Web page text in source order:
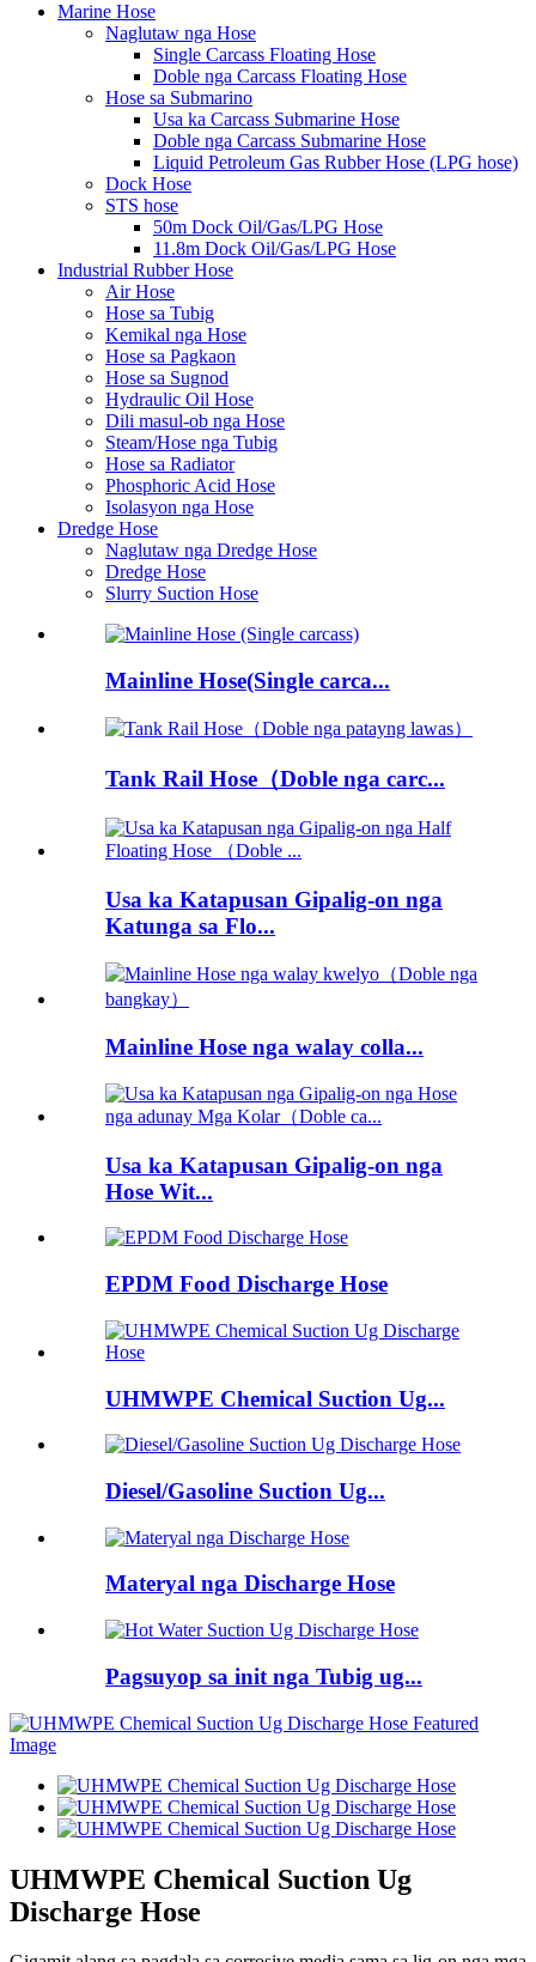
Marine Hose
Naglutaw nga Hose
Single Carcass Floating Hose
Doble nga Carcass Floating Hose
Hose sa Submarino
Usa ka Carcass Submarine Hose
Doble nga Carcass Submarine Hose
Liquid Petroleum Gas Rubber Hose (LPG hose)
Dock Hose
STS hose
50m Dock Oil/Gas/LPG Hose
11.8m Dock Oil/Gas/LPG Hose
Industrial Rubber Hose
Air Hose
Hose sa Tubig
Kemikal nga Hose
Hose sa Pagkaon
Hose sa Sugnod
Hydraulic Oil Hose
Dili masul-ob nga Hose
Steam/Hose nga Tubig
Hose sa Radiator
Phosphoric Acid Hose
Isolasyon nga Hose
Dredge Hose
Naglutaw nga Dredge Hose
Dredge Hose
Slurry Suction Hose
Mainline Hose(Single carca...
Tank Rail Hose（Doble nga carc...
Usa ka Katapusan Gipalig-on nga
Katunga sa Flo...
Mainline Hose nga walay colla...
Usa ka Katapusan Gipalig-on nga
Hose Wit...
EPDM Food Discharge Hose
UHMWPE Chemical Suction Ug...
Diesel/Gasoline Suction Ug...
Materyal nga Discharge Hose
Pagsuyop sa init nga Tubig ug...
UHMWPE Chemical Suction Ug
Discharge Hose